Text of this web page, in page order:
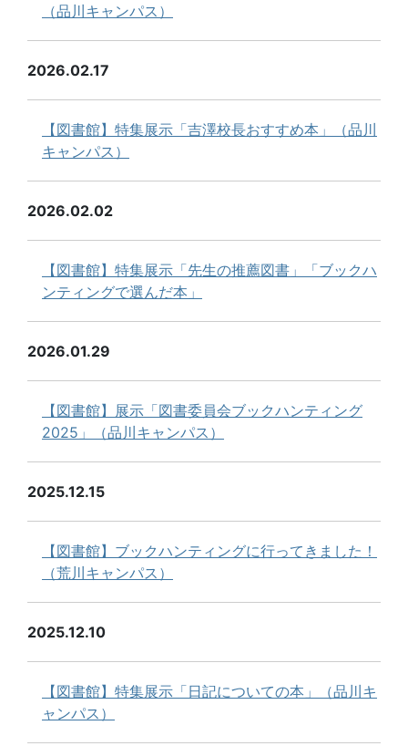
（品川キャンパス）
2026.02.17
【図書館】特集展示「吉澤校長おすすめ本」（品川
キャンパス）
2026.02.02
【図書館】特集展示「先生の推薦図書」「ブックハ
ンティングで選んだ本」
2026.01.29
【図書館】展示「図書委員会ブックハンティング
2025」（品川キャンパス）
2025.12.15
【図書館】ブックハンティングに行ってきました！
（荒川キャンパス）
2025.12.10
【図書館】特集展示「日記についての本」（品川キ
ャンパス）